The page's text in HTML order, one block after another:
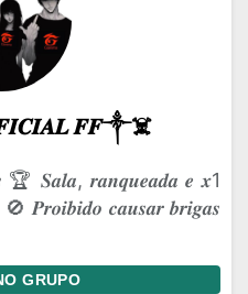
𝑭𝑭༒☠️
🏆 𝑺𝒂𝒍𝒂, 𝒓𝒂𝒏𝒒𝒖𝒆𝒂𝒅𝒂 𝒆 𝒙1
𝑷𝒓𝒐𝒊𝒃𝒊𝒅𝒐 𝒄𝒂𝒖𝒔𝒂𝒓 𝒃𝒓𝒊𝒈𝒂𝒔
GRUPO